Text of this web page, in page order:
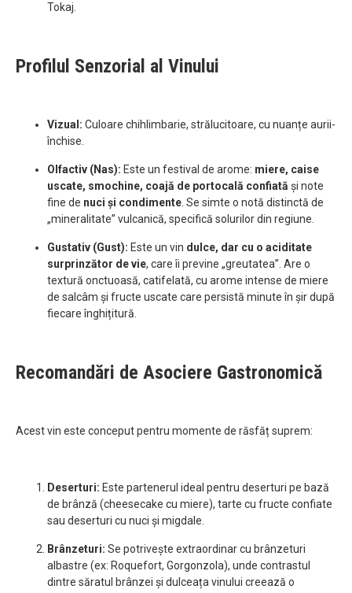
Tokaj.
Profilul Senzorial al Vinului
Vizual: Culoare chihlimbarie, strălucitoare, cu nuanțe aurii-
închise.
Olfactiv (Nas): Este un festival de arome: miere, caise
uscate, smochine, coajă de portocală confiată și note
fine de nuci și condimente. Se simte o notă distinctă de
„mineralitate” vulcanică, specifică solurilor din regiune.
Gustativ (Gust): Este un vin dulce, dar cu o aciditate
surprinzător de vie, care îi previne „greutatea”. Are o
textură onctuoasă, catifelată, cu arome intense de miere
de salcâm și fructe uscate care persistă minute în șir după
fiecare înghițitură.
Recomandări de Asociere Gastronomică
Acest vin este conceput pentru momente de răsfăț suprem:
Deserturi: Este partenerul ideal pentru deserturi pe bază
de brânză (cheesecake cu miere), tarte cu fructe confiate
sau deserturi cu nuci și migdale.
Brânzeturi: Se potrivește extraordinar cu brânzeturi
albastre (ex: Roquefort, Gorgonzola), unde contrastul
dintre săratul brânzei și dulceața vinului creează o